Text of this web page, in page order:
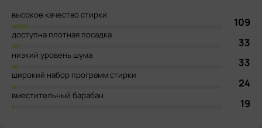
высокое качество стирки
109
доступна плотная посадка
33
низкий уровень шума
33
широкий набор программ стирки
24
вместительный барабан
19